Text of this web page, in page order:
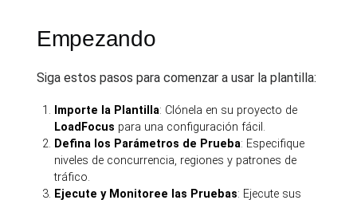
Empezando
Siga estos pasos para comenzar a usar la plantilla:
Importe la Plantilla: Clónela en su proyecto de
LoadFocus para una configuración fácil.
Defina los Parámetros de Prueba: Especifique
niveles de concurrencia, regiones y patrones de
tráfico.
Ejecute y Monitoree las Pruebas: Ejecute sus